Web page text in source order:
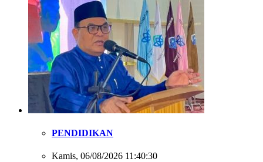
PENDIDIKAN
Kamis, 06/08/2026 11:40:30